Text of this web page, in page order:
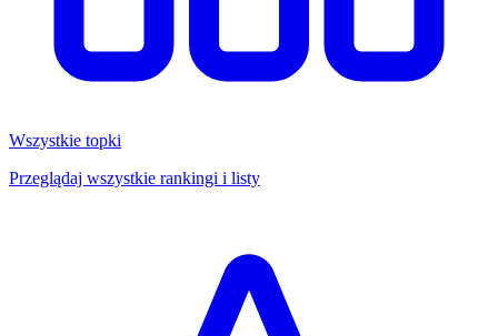
Wszystkie topki
Przeglądaj wszystkie rankingi i listy